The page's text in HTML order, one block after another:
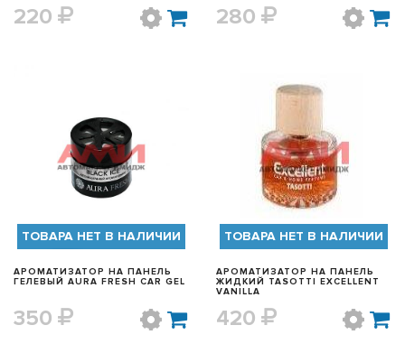
220 280
БЫСТРЫЙ ПРОСМОТР
ТОВАРА НЕТ В НАЛИЧИИ
АРОМАТИЗАТОР НА ПАНЕЛЬ
ГЕЛЕВЫЙ AURA FRESH CAR GEL
350
БЫСТРЫЙ ПРОСМОТР
ТОВАРА НЕТ В НАЛИЧИИ
АРОМАТИЗАТОР НА ПАНЕЛЬ
ЖИДКИЙ TASOTTI EXCELLENT
VANILLA
420